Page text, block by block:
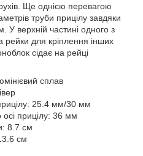
рухів. Ще однією перевагою
труби прицілу завдяки
У верхній частині одного з
рейки для кріплення інших
сідає на рейці
сплав
25.4 мм/30 мм
осі прицілу: 36 мм
8.7 см
см